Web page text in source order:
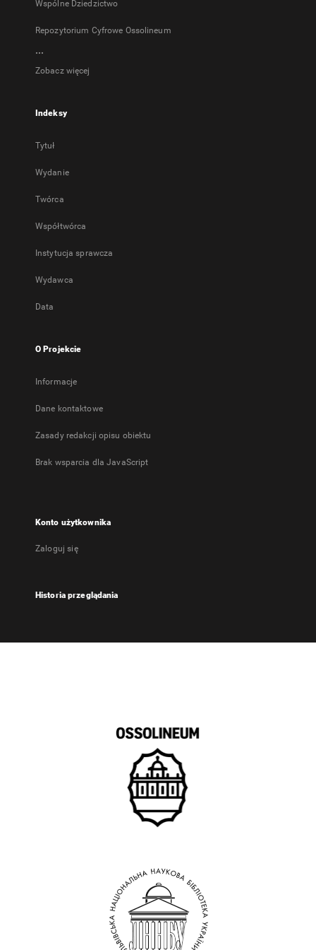
Wspólne Dziedzictwo
Repozytorium Cyfrowe Ossolineum
...
Zobacz więcej
Indeksy
Tytuł
Wydanie
Twórca
Współtwórca
Instytucja sprawcza
Wydawca
Data
O Projekcie
Informacje
Dane kontaktowe
Zasady redakcji opisu obiektu
Brak wsparcia dla JavaScript
Konto użytkownika
Zaloguj się
Historia przeglądania